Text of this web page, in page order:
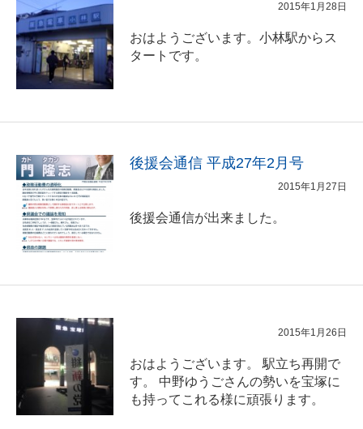
2015年1月28日
おはようございます。小林駅からス
タートです。
後援会通信 平成27年2月号
2015年1月27日
後援会通信が出来ました。
2015年1月26日
おはようございます。 駅立ち再開で
す。 中野ゆうごさんの勢いを宝塚に
も持ってこれる様に頑張ります。